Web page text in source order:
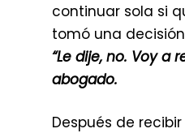
continuar sola si
tomó una
“Le dije, no. Voy a
abogado.
Después de